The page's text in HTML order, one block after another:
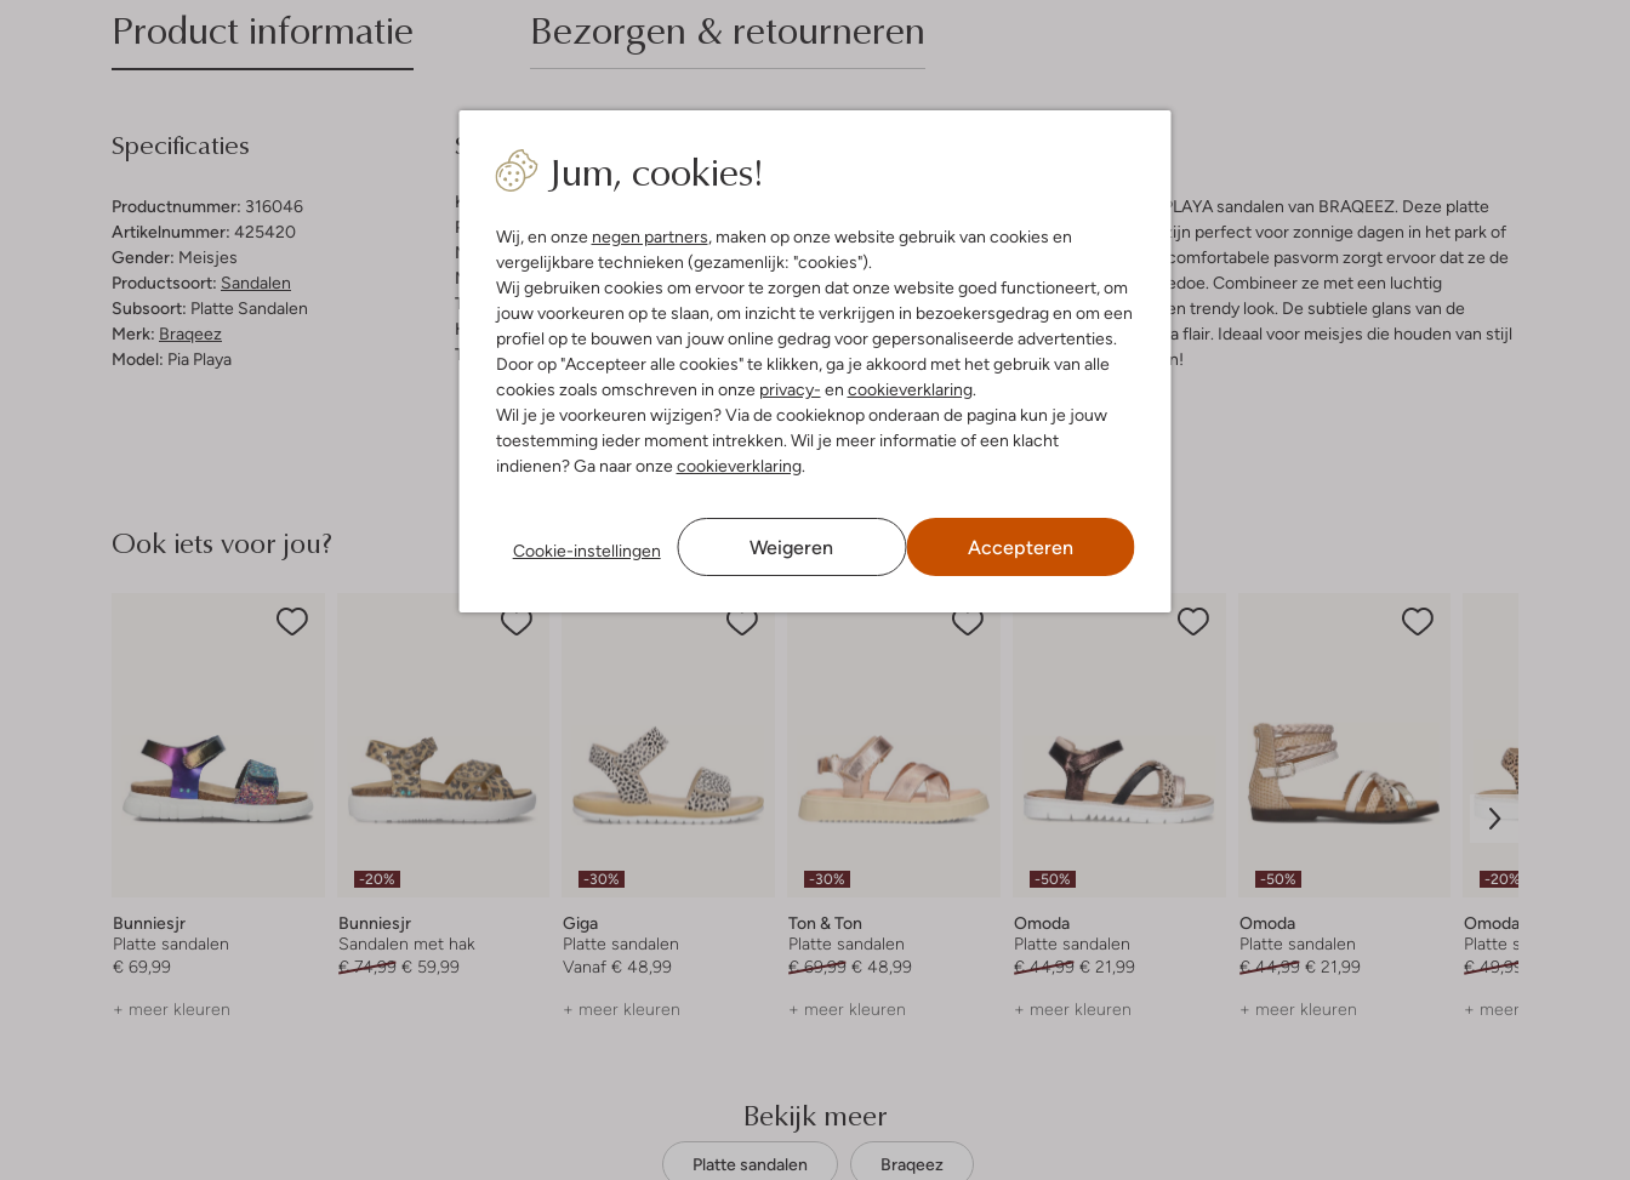
Jum, cookies!
Wij, en onze negen partners, maken op onze website gebruik van cookies en
vergelijkbare technieken (gezamenlijk: "cookies").
Wij gebruiken cookies om ervoor te zorgen dat onze website goed functioneert, om
jouw voorkeuren op te slaan, om inzicht te verkrijgen in bezoekersgedrag en om een
profiel op te bouwen van jouw online gedrag voor gepersonaliseerde advertenties.
Door op "Accepteer alle cookies" te klikken, ga je akkoord met het gebruik van alle
cookies zoals omschreven in onze privacy- en cookieverklaring.
Wil je je voorkeuren wijzigen? Via de cookieknop onderaan de pagina kun je jouw
toestemming ieder moment intrekken. Wil je meer informatie of een klacht
indienen? Ga naar onzecookieverklaring.
Cookie-instellingen Weigeren Accepteren
Product informatie Bezorgen & retourneren
Specificaties
Productnummer: 316046
Artikelnummer: 425420
Gender: Meisjes
Productsoort: Sandalen
Subsoort: Platte Sandalen
Merk: Braqeez
Model: Pia Playa
Samenstelling & Pasvorm
Kleur:
Print:
Panterprint
Materiaal binnenkant: Leer
Materiaal zool:
Rubber
Type sluiting:
Klittenband
Hakvorm:
Platte Zool
Type neus:
Ronde Neus
Laat je kleine fashionista stralen met de PIA PLAYA sandalen van BRAQEEZ. Deze platte
sandalen in een sprankelende gouden kleur zijn perfect voor zonnige dagen in het park of
een middagje shoppen met vriendinnen. De comfortabele pasvorm zorgt ervoor dat ze de
hele dag gedragen kunnen worden zonder gedoe. Combineer ze met een luchtig
zomerjurkje of een stoere jeansshort voor een trendy look. De subtiele glans van de
sandalen geeft elke outfit net dat beetje extra flair. Ideaal voor meisjes die houden van stijl
en comfort in één. Laat de zomer maar komen!
Ook iets voor jou?
Bunniesjr
Platte sandalen
€ 69,99
+ meer kleuren
-20%
Bunniesjr
Sandalen met hak
€ 74,99 € 59,99
-30%
Giga
Platte sandalen
Vanaf € 48,99
+ meer kleuren
-30%
Ton & Ton
Platte sandalen
€ 69,99 € 48,99
+ meer kleuren
-50%
Omoda
Platte sandalen
€ 44,99 € 21,99
+ meer kleuren
-50%
Omoda
Platte sandalen
€ 44,99 € 21,99
+ meer kleuren
-20%
Omoda
Platte sandalen
€ 49,99
+ meer kleuren
Bekijk meer
Platte sandalen Braqeez